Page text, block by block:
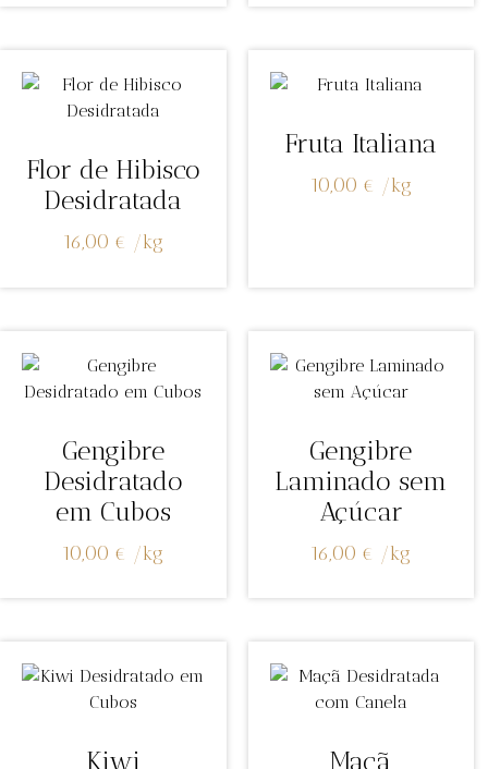
Flor de Hibisco
Desidratada
16,00 € /kg
Fruta Italiana
10,00 € /kg
Gengibre
Desidratado
em Cubos
10,00 € /kg
Gengibre
Laminado sem
Açúcar
16,00 € /kg
Kiwi Maçã